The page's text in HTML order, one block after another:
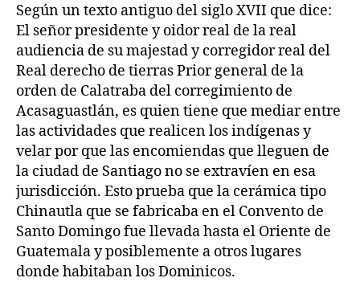
Según un texto antiguo del siglo XVII que dice:
El señor presidente y oidor real de la real
audiencia de su majestad y corregidor real del
Real derecho de tierras Prior general de la
orden de Calatraba del corregimiento de
Acasaguastlán, es quien tiene que mediar entre
las actividades que realicen los indígenas y
velar por que las encomiendas que lleguen de
la ciudad de Santiago no se extravíen en esa
jurisdicción. Esto prueba que la cerámica tipo
Chinautla que se fabricaba en el Convento de
Santo Domingo fue llevada hasta el Oriente de
Guatemala y posiblemente a otros lugares
donde habitaban los Dominicos.